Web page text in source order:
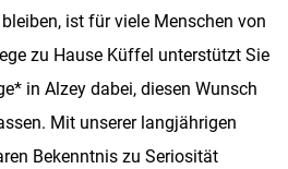
ist für viele Menschen von
zu Hause Küffel unterstützt Sie
in Alzey dabei, diesen Wunsch
Mit unserer langjährigen
Bekenntnis zu Seriosität